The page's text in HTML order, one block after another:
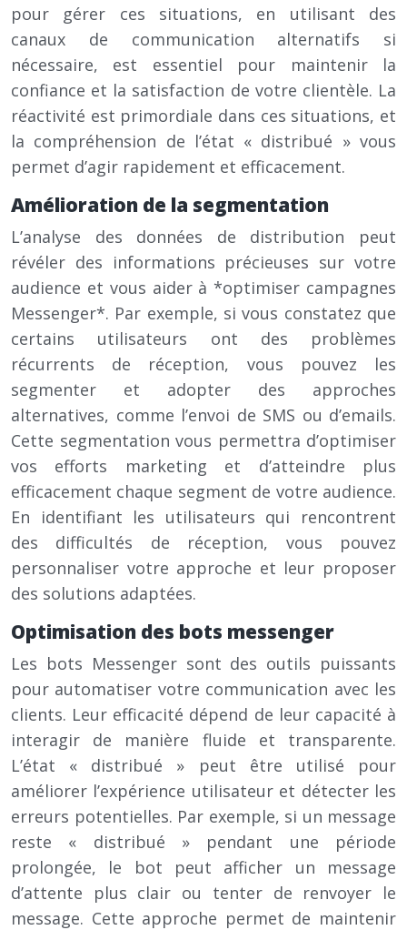
pour gérer ces situations, en utilisant des
canaux de communication alternatifs si
nécessaire, est essentiel pour maintenir la
confiance et la satisfaction de votre clientèle. La
réactivité est primordiale dans ces situations, et
la compréhension de l’état « distribué » vous
permet d’agir rapidement et efficacement.
Amélioration de la segmentation
L’analyse des données de distribution peut
révéler des informations précieuses sur votre
audience et vous aider à *optimiser campagnes
Messenger*. Par exemple, si vous constatez que
certains utilisateurs ont des problèmes
récurrents de réception, vous pouvez les
segmenter et adopter des approches
alternatives, comme l’envoi de SMS ou d’emails.
Cette segmentation vous permettra d’optimiser
vos efforts marketing et d’atteindre plus
efficacement chaque segment de votre audience.
En identifiant les utilisateurs qui rencontrent
des difficultés de réception, vous pouvez
personnaliser votre approche et leur proposer
des solutions adaptées.
Optimisation des bots messenger
Les bots Messenger sont des outils puissants
pour automatiser votre communication avec les
clients. Leur efficacité dépend de leur capacité à
interagir de manière fluide et transparente.
L’état « distribué » peut être utilisé pour
améliorer l’expérience utilisateur et détecter les
erreurs potentielles. Par exemple, si un message
reste « distribué » pendant une période
prolongée, le bot peut afficher un message
d’attente plus clair ou tenter de renvoyer le
message. Cette approche permet de maintenir